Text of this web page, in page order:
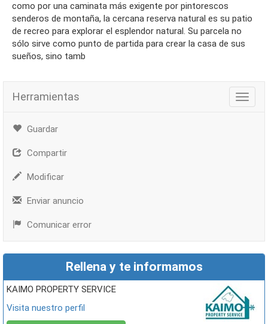
como por una caminata más exigente por pintorescos
senderos de montaña, la cercana reserva natural es su patio
de recreo para explorar el esplendor natural. Su parcela no
sólo sirve como punto de partida para crear la casa de sus
sueños, sino tamb
Herramientas
Guardar
Compartir
Modificar
Enviar anuncio
Comunicar error
Rellena y te informamos
KAIMO PROPERTY SERVICE
Visita nuestro perfil